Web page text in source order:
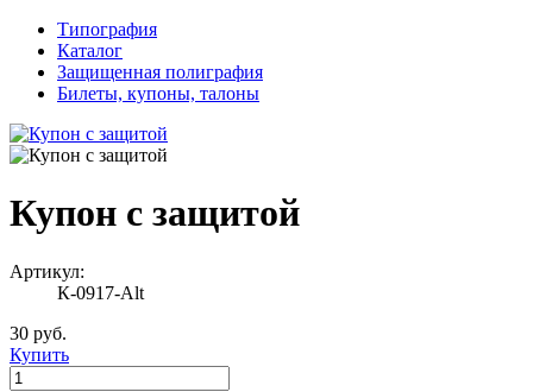
Типография
Каталог
Защищенная полиграфия
Билеты, купоны, талоны
Купон с защитой
Артикул:
К-0917-Alt
30 руб.
Купить